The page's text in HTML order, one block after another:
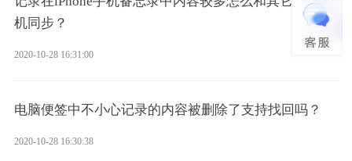
机同步？
2020-10-28 16:31:00
电脑便签中不小心记录的内容被删除了支持找回吗？
2020-10-28 16:30:38